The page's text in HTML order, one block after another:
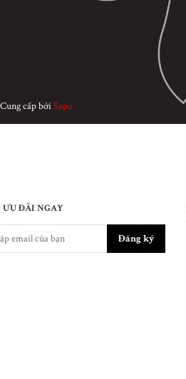
Cung cấp bởiSapo
ƯU ĐÃI NGAY
Đăng ký